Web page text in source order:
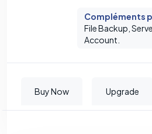
Compléments
File Backup,
Account.
Buy Now Upgrade